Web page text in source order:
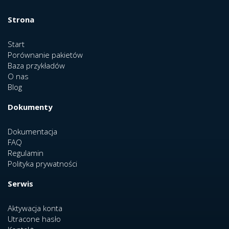
Strona
Start
Porównanie pakietów
Baza przykładów
O nas
Blog
Dokumenty
Dokumentacja
FAQ
Regulamin
Polityka prywatności
Serwis
Aktywacja konta
Utracone hasło